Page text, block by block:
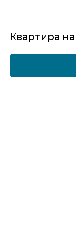
Квартира на